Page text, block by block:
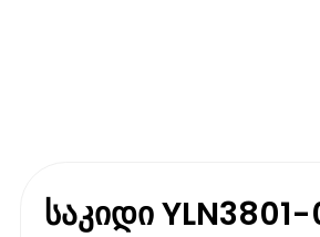
საკიდი